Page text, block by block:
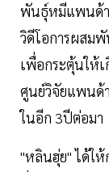
พันธุ์หมีแพนด้า
วิดีโอการผสม
เพื่อกระตุ้นให้
ศูนย์วิจัยแพนด้
ในอีก 3ปีต่อมา
"หลินฮุ่ย" ได้ใ